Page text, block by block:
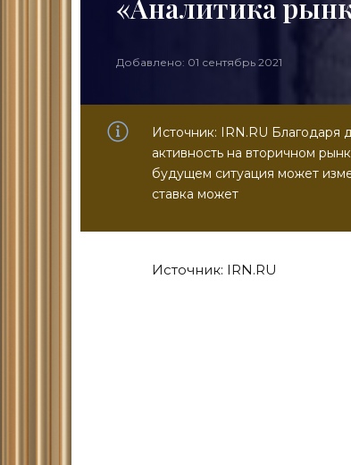
«Аналитика
Добавлено: 01 сентябрь 2021
Источник: IRN.RU Благодаря
активность на вторичном
будущем ситуация может
ставка может
Источник: IRN.RU